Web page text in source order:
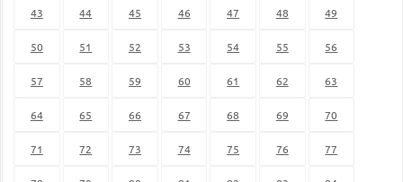
43 44 45 46 47 48 49
50 51 52 53 54 55 56
57 58 59 60 61 62 63
64 65 66 67 68 69 70
71 72 73 74 75 76 77